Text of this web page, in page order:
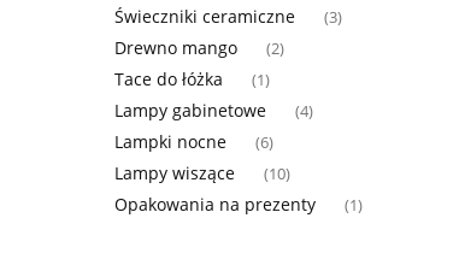
Świeczniki ceramiczne (3)
Drewno mango (2)
Tace do łóżka (1)
Lampy gabinetowe (4)
Lampki nocne (6)
Lampy wiszące (10)
Opakowania na prezenty (1)